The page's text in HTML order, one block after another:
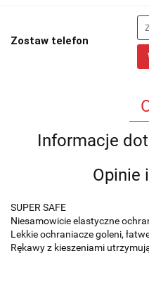
Zostaw telefon
Informacje
Opinie
SUPER SAFE
Niesamowicie elastyczne
Lekkie ochraniacze goleni,
Rękawy z kieszeniami